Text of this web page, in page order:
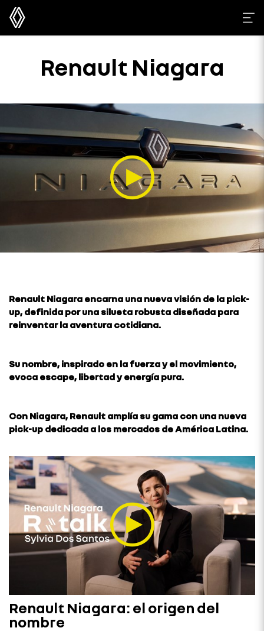
Renault Niagara
Renault Niagara encarna una nueva visión de la pick-
up, definida por una silueta robusta diseñada para
reinventar la aventura cotidiana.
Su nombre, inspirado en la fuerza y el movimiento,
evoca escape, libertad y energía pura.
Con Niagara, Renault amplía su gama con una nueva
pick-up dedicada a los mercados de América Latina.
Renault Niagara: el origen del
nombre